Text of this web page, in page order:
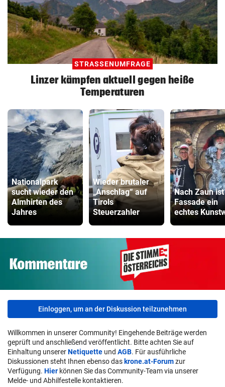
STRASSENUMFRAGE
Linzer kämpfen aktuell gegen heiße
Temperaturen
Nationalpark
sucht wieder den
Almhirten des
Jahres
Wieder brutaler
„Anschlag“ auf
Tirols
Steuerzahler
Nach Zaun
Fassade ein
echtes
Einloggen, um an der Diskussion teilzunehmen
Willkommen in unserer Community! Eingehende Beiträge werden
geprüft und anschließend veröffentlicht. Bitte achten Sie auf
Einhaltung unsererNetiquette und AGB. Für ausführliche
Diskussionen steht Ihnen ebenso das krone.at-Forumzur
Verfügung. Hier können Sie das Community-Team via unserer
Melde- und Abhilfestelle kontaktieren.